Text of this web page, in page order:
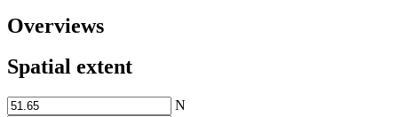
Overviews
Spatial extent
N